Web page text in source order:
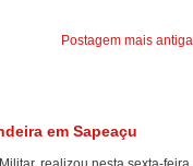
Postagem mais antiga
em Sapeaçu